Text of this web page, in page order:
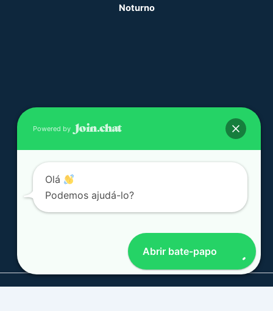
Noturno
Abrir bate-papo
Powered by
Olá
Podemos ajudá-lo?